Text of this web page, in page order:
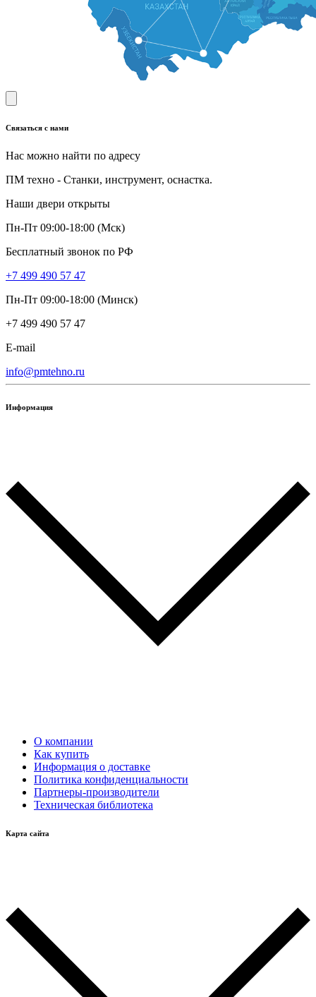
Связаться с нами
Нас можно найти по адресу
ПМ техно - Станки, инструмент, оснастка.
Наши двери открыты
Пн-Пт 09:00-18:00 (Мск)
Бесплатный звонок по РФ
+7 499 490 57 47
Пн-Пт 09:00-18:00 (Минск)
+7 499 490 57 47
E-mail
info@pmtehno.ru
Информация
О компании
Как купить
Информация о доставке
Политика конфиденциальности
Партнеры-производители
Техническая библиотека
Карта сайта